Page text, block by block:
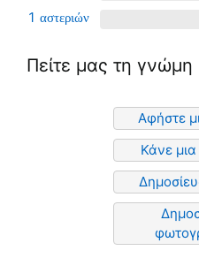
1
Πείτε μας τη γνώμη
Αφήστε
Κάνε